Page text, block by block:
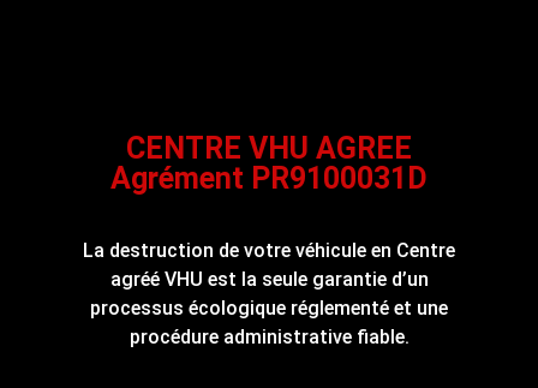
CENTRE VHU AGREE
Agrément PR9100031D
La destruction de votre véhicule en Centre
agréé VHU est la seule garantie d’un
processus écologique réglementé et une
procédure administrative fiable.